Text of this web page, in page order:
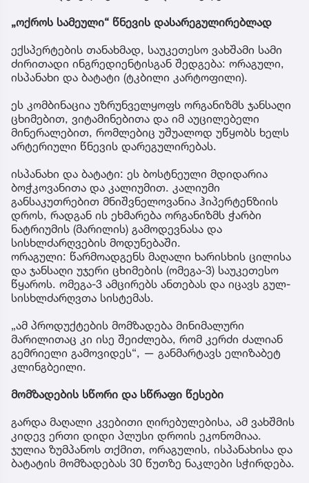
„ოქროს სამეული“ წნევის დასარეგულირებლად
ექსპერტების თანახმად, საუკეთესო ვახშამი სამი
ძირითადი ინგრედიენტისგან შედგება: ორაგული,
ისპანახი და ბატატი (ტკბილი კარტოფილი).
ეს კომბინაცია უზრუნველყოფს ორგანიზმს ჯანსაღი
ცხიმებით, ვიტამინებითა და იმ აუცილებელი
მინერალებით, რომლებიც უშუალოდ უწყობს ხელს
არტერიული წნევის დარეგულირებას.
ისპანახი და ბატატი: ეს ბოსტნეული მდიდარია
ბოჭკოვანითა და კალიუმით. კალიუმი
განსაკუთრებით მნიშვნელოვანია ჰიპერტენზიის
დროს, რადგან ის ეხმარება ორგანიზმს ჭარბი
ნატრიუმის (მარილის) გამოდევნასა და
სისხლძარღვების მოდუნებაში.
ორაგული: წარმოადგენს მაღალი ხარისხის ცილისა
და ჯანსაღი უჯერი ცხიმების (ომეგა-3) საუკეთესო
წყაროს. ომეგა-3 ამცირებს ანთებას და იცავს გულ-
სისხლძარღვთა სისტემას.
„ამ პროდუქტების მომზადება მინიმალური
მარილითაც კი ისე შეიძლება, რომ კერძი ძალიან
გემრიელი გამოვიდეს“, — განმარტავს ელიზაბეტ
კლინგბეილი.
მომზადების სწორი და სწრაფი წესები
გარდა მაღალი კვებითი ღირებულებისა, ამ ვახშმის
კიდევ ერთი დიდი პლუსი დროის ეკონომიაა.
ჯულია ზუმპანოს თქმით, ორაგულის, ისპანახისა და
ბატატის მომზადებას 30 წუთზე ნაკლები სჭირდება.